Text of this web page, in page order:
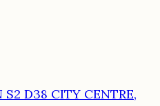
S2 D38 CITY CENTRE,